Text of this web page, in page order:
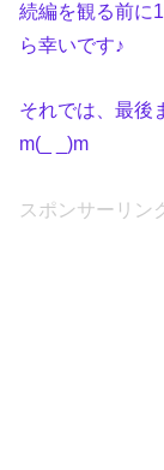
続編を観る前に
ら幸いです♪
それでは、最後
m(_ _)m
スポンサーリン